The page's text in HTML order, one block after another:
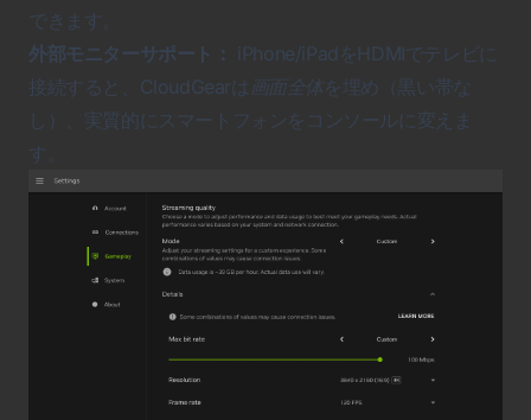
できます。
外部モニターサポート： iPhone/iPadをHDMIでテレビに
接続すると、CloudGearは 画面全体を埋め（黒い帯な
し）、実質的にスマートフォンをコンソールに変えま
す。